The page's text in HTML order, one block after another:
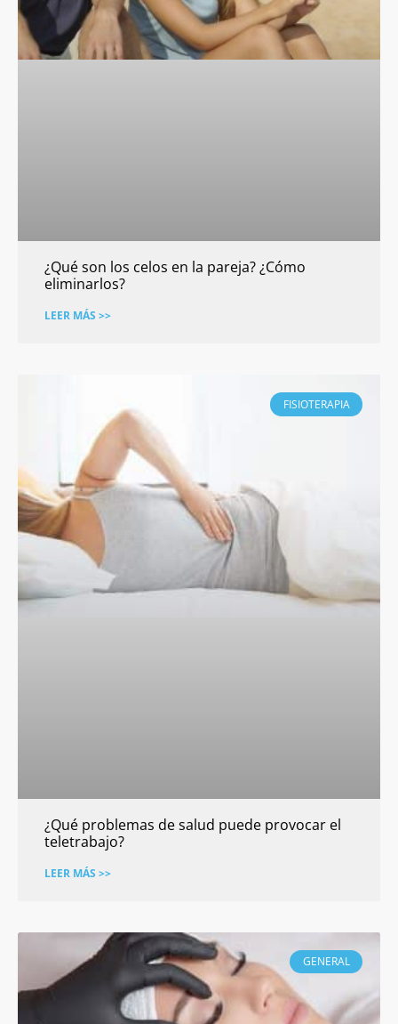
¿Qué son los celos en la pareja? ¿Cómo
eliminarlos?
LEER MÁS >>
FISIOTERAPIA
¿Qué problemas de salud puede provocar el
teletrabajo?
LEER MÁS >>
GENERAL